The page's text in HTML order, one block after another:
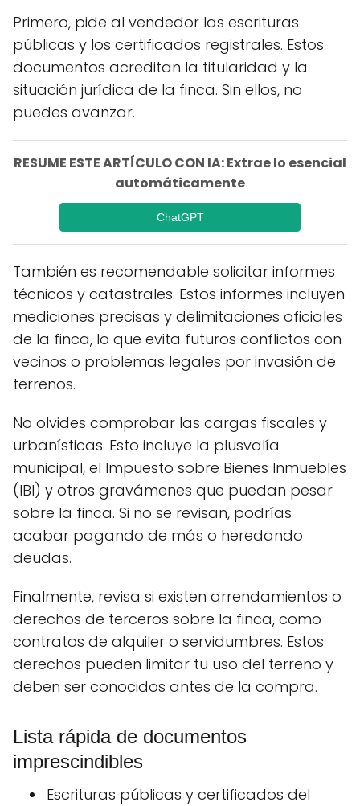
Primero, pide al vendedor las escrituras
públicas y los certificados registrales. Estos
documentos acreditan la titularidad y la
situación jurídica de la finca. Sin ellos, no
puedes avanzar.
RESUME ESTE ARTÍCULO CON IA: Extrae lo esencial
automáticamente
ChatGPT
También es recomendable solicitar informes
técnicos y catastrales. Estos informes incluyen
mediciones precisas y delimitaciones oficiales
de la finca, lo que evita futuros conflictos con
vecinos o problemas legales por invasión de
terrenos.
No olvides comprobar las cargas fiscales y
urbanísticas. Esto incluye la plusvalía
municipal, el Impuesto sobre Bienes Inmuebles
(IBI) y otros gravámenes que puedan pesar
sobre la finca. Si no se revisan, podrías
acabar pagando de más o heredando
deudas.
Finalmente, revisa si existen arrendamientos o
derechos de terceros sobre la finca, como
contratos de alquiler o servidumbres. Estos
derechos pueden limitar tu uso del terreno y
deben ser conocidos antes de la compra.
Lista rápida de documentos
imprescindibles
Escrituras públicas y certificados del